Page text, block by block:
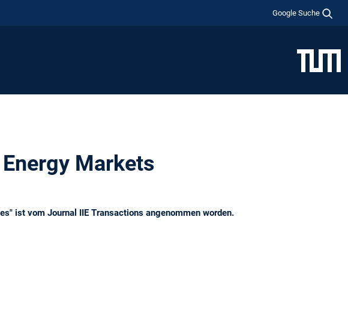
Google Suche
Markets
ist vom Journal IIE Transactions angenommen worden.